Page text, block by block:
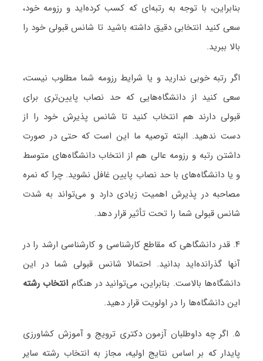
بنابراین، با توجه به رتبه‌ای که کسب کرده‌اید و رزومه خود،
سعی کنید انتخابی دقیق داشته باشید تا شانس قبولی خود را
بالا ببرید.
اگر رتبه خوبی ندارید و یا شرایط رزومه شما مطلوب نیست،
سعی کنید از دانشگاه‌هایی که حد نصاب پایین‌تری برای
قبولی دارند هم انتخاب کنید تا شانس پذیرش خود را از
دست ندهید. البته توصیه ما این است که حتی در صورت
داشتن رتبه و رزومه عالی هم از انتخاب دانشگاه‌های متوسط
و یا دانشگاه‌های با حد نصاب پایین غافل نشوید. چرا که نمره
مصاحبه در پذیرش اهمیت زیادی دارد و می‌تواند به شدت
شانس قبولی شما را تحت تأثیر قرار دهد.
۴. قدر دانشگاهی که مقاطع کارشناسی و کارشناسی ارشد را در
آنها گذرانده‌اید بدانید. احتمالا شانس قبولی شما در این
دانشگاه‌ها بالاست. بنابراین، می‌توانید در هنگام انتخاب رشته
این دانشگاه‌ها را در اولویت قرار دهید.
۵. اگر چه داوطلبان آزمون دکتری ترویج و آموزش کشاورزی
پایدار که بر اساس نتایج اولیه، مجاز به انتخاب رشته سایر